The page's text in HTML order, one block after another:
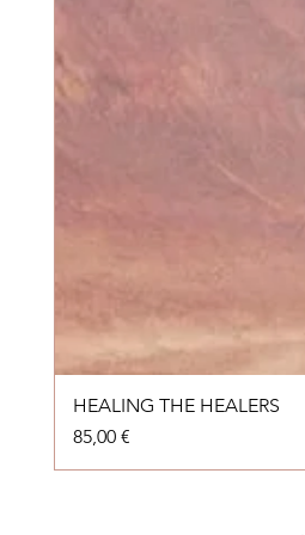
HEALING THE HEALERS
Prix
85,00 €